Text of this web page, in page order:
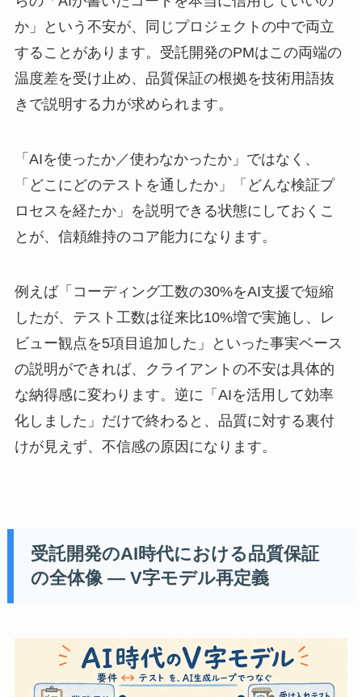
か」という不安が、同じプロジェクトの中で両立
することがあります。受託開発のPMはこの両端の
温度差を受け止め、品質保証の根拠を技術用語抜
きで説明する力が求められます。
「AIを使ったか／使わなかったか」ではなく、
「どこにどのテストを通したか」「どんな検証プ
ロセスを経たか」を説明できる状態にしておくこ
とが、信頼維持のコア能力になります。
例えば「コーディング工数の30%をAI支援で短縮
したが、テスト工数は従来比10%増で実施し、レ
ビュー観点を5項目追加した」といった事実ベース
の説明ができれば、クライアントの不安は具体的
な納得感に変わります。逆に「AIを活用して効率
化しました」だけで終わると、品質に対する裏付
けが見えず、不信感の原因になります。
受託開発のAI時代における品質保証
の全体像 — V字モデル再定義